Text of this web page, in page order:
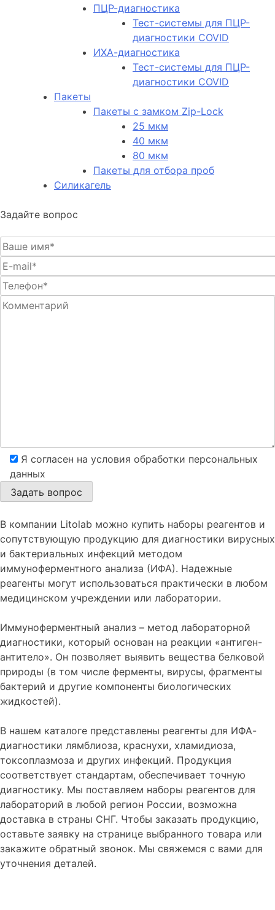
ПЦР-диагностика
Тест-системы для ПЦР-
диагностики COVID
ИХА-диагностика
Тест-системы для ПЦР-
диагностики COVID
Пакеты
Пакеты с замком Zip-Lock
25 мкм
40 мкм
80 мкм
Пакеты для отбора проб
Силикагель
Задайте вопрос
Я согласен на условия обработки персональных
данных
В компании Litolab можно купить наборы реагентов и
сопутствующую продукцию для диагностики вирусных
и бактериальных инфекций методом
иммуноферментного анализа (ИФА). Надежные
реагенты могут использоваться практически в любом
медицинском учреждении или лаборатории.
Иммуноферментный анализ – метод лабораторной
диагностики, который основан на реакции «антиген-
антитело». Он позволяет выявить вещества белковой
природы (в том числе ферменты, вирусы, фрагменты
бактерий и другие компоненты биологических
жидкостей).
В нашем каталоге представлены реагенты для ИФА-
диагностики лямблиоза, краснухи, хламидиоза,
токсоплазмоза и других инфекций. Продукция
соответствует стандартам, обеспечивает точную
диагностику. Мы поставляем наборы реагентов для
лабораторий в любой регион России, возможна
доставка в страны СНГ. Чтобы заказать продукцию,
оставьте заявку на странице выбранного товара или
закажите обратный звонок. Мы свяжемся с вами для
уточнения деталей.